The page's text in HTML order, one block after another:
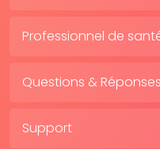
Professionnel de
Questions &
Support